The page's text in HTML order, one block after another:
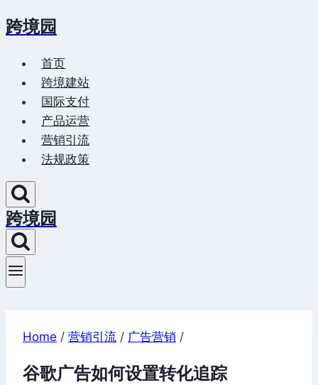
Skip
content
跨境园
首页
跨境建站
国际支付
产品运营
营销引流
法规政策
跨境园
Home / 营销引流 / 广告营销 /
谷歌广告如何设置转化追踪